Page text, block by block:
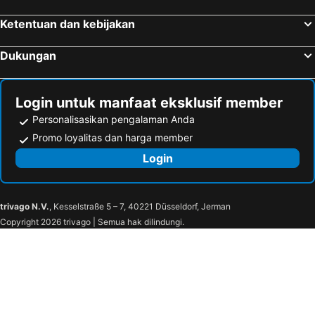
Hotel Forza Hakata Chikushi-Guchi Ⅰ
Toyoko Inn Hakata Nishi-Nakasu
HOTEL SOL
Nishitetsu Hotel Croom Hakata Gion
KOKO HOTEL Hakata Station
Dukes Hotel Nakasu
Hotel Torifito Hakata Gion
Futsukaichi Green Hotel
Toyoko Inn Hakata guchi Ekimae
EIWA PLACE HOTEL HAKATA
Hotel Grandolce HAKATA
Fukuoka Arty Inn
Tokyu Stay Fukuoka Tenjin
The Gate Hotel Fukuoka By Hulic
Goom Hotel Nakasu Jojo
The BREAKFAST HOTEL福岡天神
Ketentuan dan kebijakan
Dukungan
Login untuk manfaat eksklusif member
Personalisasikan pengalaman Anda
Promo loyalitas dan harga member
Login
trivago N.V., Kesselstraße 5 – 7, 40221 Düsseldorf, Jerman
Copyright 2026 trivago | Semua hak dilindungi.